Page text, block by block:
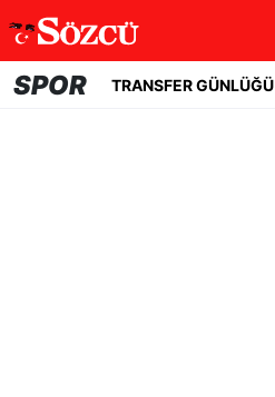
SPOR TRANSFER GÜNLÜĞÜ